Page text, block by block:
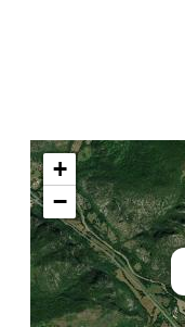
+
−